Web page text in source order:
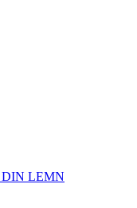
DIN LEMN